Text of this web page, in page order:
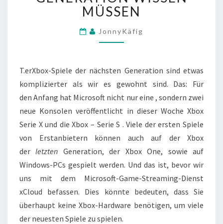
WAS
ÜBER
DIE
GENERATION
WISSEN
MÜSSEN
MÜSSEN
JonnyKäfig
T.erD
a
s
Xbox-Spiele der nächsten Generation sind etwas
komplizierter als wir es gewohnt sind. Das: Für
den Anfang hat Microsoft nicht nur eine , sondern zwei
neue Konsolen veröffentlicht in dieser Woche Xbox
Serie X und die Xbox – Serie S . Viele der ersten Spiele
von Erstanbietern können auch auf der Xbox
derletzten Generation, der Xbox One, sowie auf
Windows-PCs gespielt werden. Und das ist, bevor wir
uns mit dem Microsoft-Game-Streaming-Dienst
xCloud befassen. Dies könnte bedeuten, dass Sie
überhaupt keine Xbox-Hardware benötigen, um viele
der neuesten Spiele zu spielen.